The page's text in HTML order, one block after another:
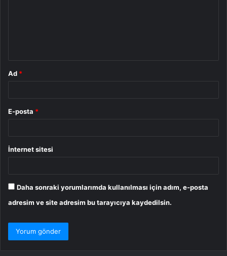
Ad *
E-posta *
İnternet sitesi
Daha sonraki yorumlarımda kullanılması için adım, e-posta
adresim ve site adresim bu tarayıcıya kaydedilsin.